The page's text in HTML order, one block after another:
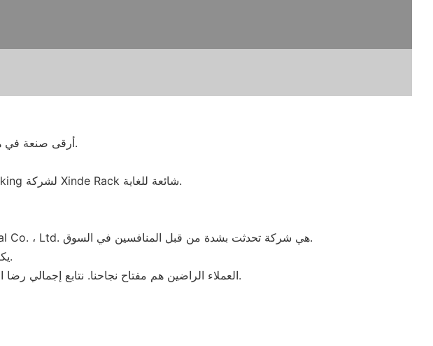
· دمج أحدث التقنيات ، تُظهر شركة مصنع نظام Warehouse Racking Warehouse Racking أرقى صنعة في هذه الصناعة.
· بدون نظام ضمان الجودة الكامل ، لم يكن من الممكن أن تكون الشركة المصنعة لنظام Warehouse Racking لشركة Xinde Rack شائعة للغاية.
· مع القدرة المتميزة في شركة تصنيع نظام تصنيع مستودعات الرفوف ، شركة Chengdu Xinde Industrial Co. ، Ltd. هي شركة تحدثت بشدة من قبل المنافسين في السوق.
· Chengdu Xinde Industrial Co. ، Ltd. يكرس باستمرار للتكنولوجيا الجديدة ويضع أهمية كبيرة على الجودة.
· العملاء الراضين هم مفتاح نجاحنا. نتابع إجمالي رضا العملاء من خلال فهم أعمال عملائنا وتنظيمها واستراتيجيتها في محاولة للتنبؤ بكفاءة وتلبية جميع متطلباتهم.